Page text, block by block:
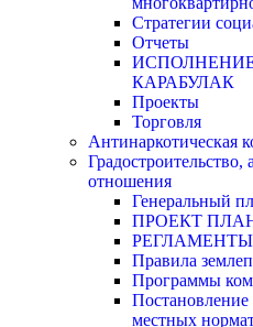
Стратегии
Отчеты
КАРАБУЛАК
Проекты
Торговля
Антинаркотическая
Градостроительство,
отношения
Генеральный
ПРОЕКТ
РЕГЛАМЕНТЫ
Правила
Программы
местных